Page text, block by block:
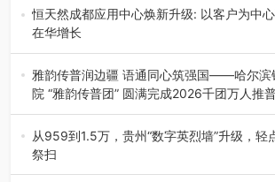
地”（贵州站）主题…
恒天然成都应用中心焕新升级: 以客户为中
在华增长
融合全球研发实力与本土洞察，深化客户共
场创新发展 （7月27日，成…
雅韵传普润边疆 语通同心筑强国——哈尔滨
院 “雅韵传普团” 圆满完成2026千团万人推
为扎实推进2026“千团万人推普强国行”大学
践，牢牢紧扣 “雅韵传普…
从959到1.5万，贵州“数字英烈墙”升级，轻
祭扫
八一建军节到来之际，由贵州省退役军人事